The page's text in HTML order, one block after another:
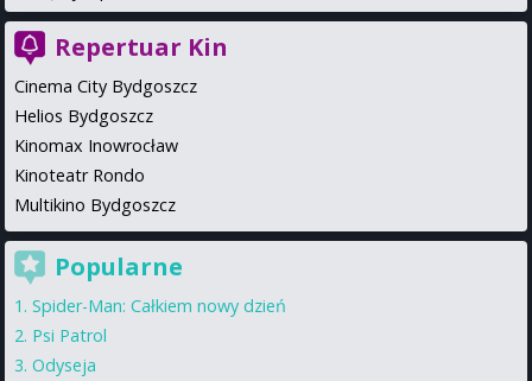
Repertuar Kin
Cinema City Bydgoszcz
Helios Bydgoszcz
Kinomax Inowrocław
Kinoteatr Rondo
Multikino Bydgoszcz
Popularne
Spider-Man: Całkiem nowy dzień
Psi Patrol
Odyseja